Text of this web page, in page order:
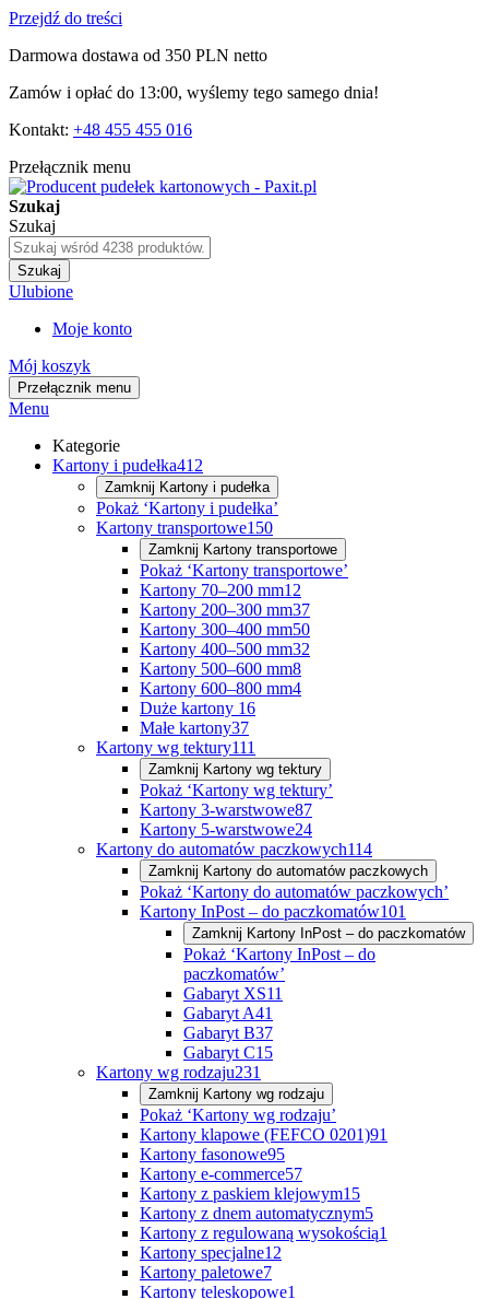
Przejdź do treści
Darmowa dostawa od 350 PLN netto
Zamów i opłać do 13:00, wyślemy tego samego dnia!
Kontakt: +48 455 455 016
Przełącznik menu
Szukaj
Szukaj
Szukaj
Ulubione
Moje konto
Mój koszyk
Przełącznik menu
Menu
Kategorie
Kartony i pudełka412
Zamknij Kartony i pudełka
Pokaż ‘Kartony i pudełka’
Kartony transportowe150
Zamknij Kartony transportowe
Pokaż ‘Kartony transportowe’
Kartony 70–200 mm12
Kartony 200–300 mm37
Kartony 300–400 mm50
Kartony 400–500 mm32
Kartony 500–600 mm8
Kartony 600–800 mm4
Duże kartony 16
Małe kartony37
Kartony wg tektury111
Zamknij Kartony wg tektury
Pokaż ‘Kartony wg tektury’
Kartony 3-warstwowe87
Kartony 5-warstwowe24
Kartony do automatów paczkowych114
Zamknij Kartony do automatów paczkowych
Pokaż ‘Kartony do automatów paczkowych’
Kartony InPost – do paczkomatów101
Zamknij Kartony InPost – do paczkomatów
Pokaż ‘Kartony InPost – do
paczkomatów’
Gabaryt XS11
Gabaryt A41
Gabaryt B37
Gabaryt C15
Kartony wg rodzaju231
Zamknij Kartony wg rodzaju
Pokaż ‘Kartony wg rodzaju’
Kartony klapowe (FEFCO 0201)91
Kartony fasonowe95
Kartony e-commerce57
Kartony z paskiem klejowym15
Kartony z dnem automatycznym5
Kartony z regulowaną wysokością1
Kartony specjalne12
Kartony paletowe7
Kartony teleskopowe1